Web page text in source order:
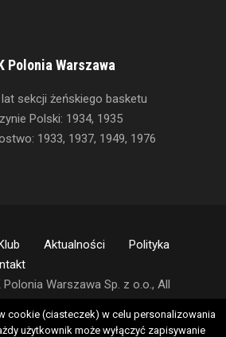
Polonia Warszawa
sekcji żeńskiego basketu
Polski: 1934, 1935
1933, 1937, 1949, 1976
Klub Aktualności
Polityka
Warszawa Sp. z o.o., All
cookie (ciasteczek) w celu personalizowania
użytkownik może wyłączyć zapisywanie